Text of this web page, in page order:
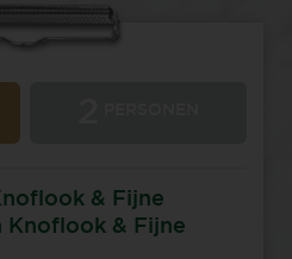
& Fijne
Knoflook & Fijne